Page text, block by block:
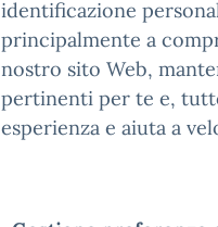
identificazione
principalmente a
nostro sito Web,
pertinenti per te e,
esperienza e aiuta a